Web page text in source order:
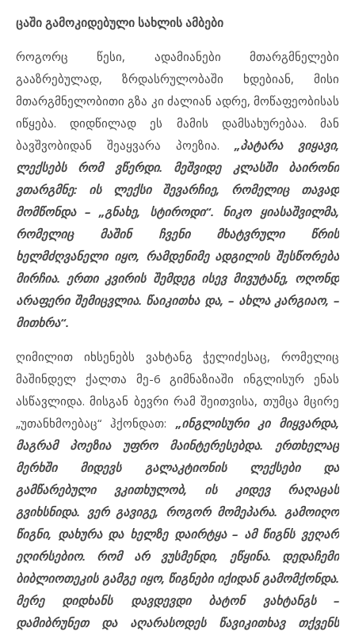
ცაში გამოკიდებული სახლის ამბები
როგორც წესი, ადამიანები მთარგმნელები
გააზრებულად, ზრდასრულობაში ხდებიან, მისი
მთარგმნელობითი გზა კი ძალიან ადრე, მოწაფეობისას
იწყება. დიდწილად ეს მამის დამსახურებაა. მან
ბავშვობიდან შეაყვარა პოეზია. „პატარა ვიყავი,
ლექსებს რომ ვწერდი. მეშვიდე კლასში ბაირონი
ვთარგმნე: ის ლექსი შევარჩიე, რომელიც თავად
მომწონდა – „გნახე, სტიროდი“. ნიკო ყიასაშვილმა,
რომელიც მაშინ ჩვენი მხატვრული წრის
ხელმძღვანელი იყო, რამდენიმე ადგილის შესწორება
მირჩია. ერთი კვირის შემდეგ ისევ მივუტანე, ოღონდ
არაფერი შემიცვლია. წაიკითხა და, – ახლა კარგიაო, –
მითხრა“.
ღიმილით იხსენებს ვახტანგ ჭელიძესაც, რომელიც
მაშინდელ ქალთა მე-6 გიმნაზიაში ინგლისურ ენას
ასწავლიდა. მისგან ბევრი რამ შეითვისა, თუმცა მცირე
„უთანხმოებაც“ ჰქონდათ: „ინგლისური კი მიყვარდა,
მაგრამ პოეზია უფრო მაინტერესებდა. ერთხელაც
მერხში მიდევს გალაკტიონის ლექსები და
გამწარებული ვკითხულობ, ის კიდევ რაღაცას
გვიხსნიდა. ვერ გავიგე, როგორ მომეპარა. გამოიღო
წიგნი, დახურა და ხელზე დაირტყა – ამ წიგნს ვეღარ
ეღირსებიო. რომ არ ვუსმენდი, ეწყინა. დედაჩემი
ბიბლიოთეკის გამგე იყო, წიგნები იქიდან გამომქონდა.
მერე დიდხანს დავდევდი ბატონ ვახტანგს –
დამიბრუნეთ და აღარასოდეს წავიკითხავ თქვენს